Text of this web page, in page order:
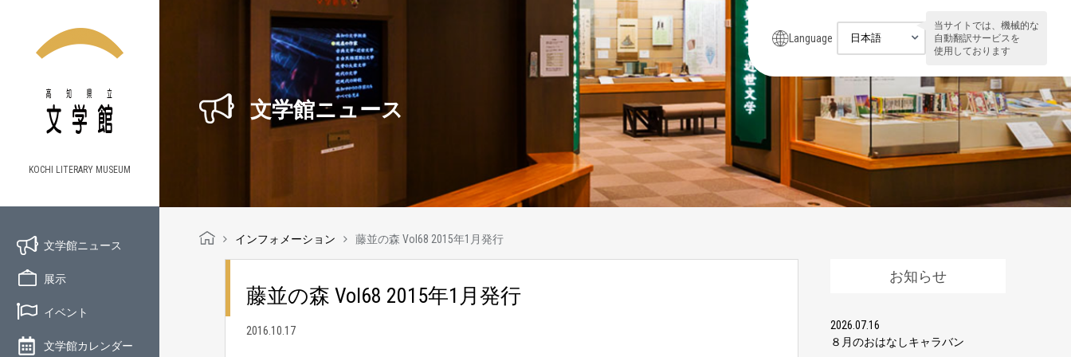
KOCHI LITERARY MUSEUM
文学館ニュース
展示
イベント
文学館カレンダー
Language
当サイトでは、機械的な
自動翻訳サービスを
使用しております
文学館ニュース
インフォメーション 藤並の森 Vol68 2015年1月発行
藤並の森 Vol68 2015年1月発行
2016.10.17
お知らせ
2026.07.16
８月のおはなしキャラバン